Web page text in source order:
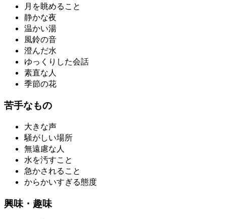
月を眺めること
静かな夜
温かい湯
風鈴の音
澄んだ水
ゆっくりした会話
素直な人
季節の花
苦手なもの
大きな声
騒がしい場所
無遠慮な人
水を汚すこと
急かされること
からかいすぎる態度
興味・趣味